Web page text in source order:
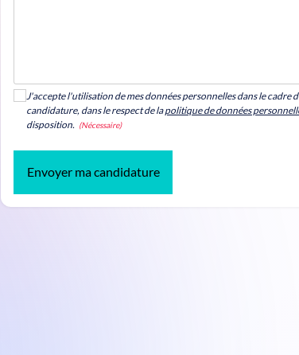
J'accepte l'utilisation de mes données personnelles dans le cadre
candidature, dans le respect de lapolitique de données
disposition. (Nécessaire)
Envoyer ma candidature